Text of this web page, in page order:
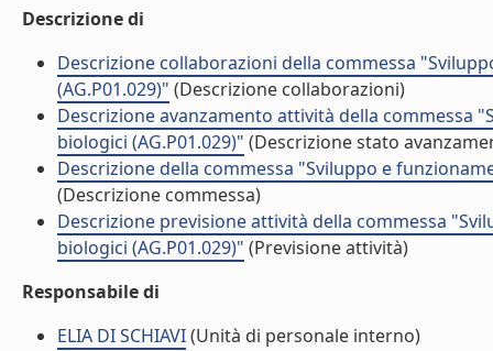
Descrizione di
Descrizione collaborazioni della commessa
(AG.P01.029)" (Descrizione collaborazioni)
Descrizione avanzamento attività della commessa
biologici (AG.P01.029)" (Descrizione stato
Descrizione della commessa "Sviluppo e
(Descrizione commessa)
Descrizione previsione attività della commessa
biologici (AG.P01.029)" (Previsione attività)
Responsabile di
ELIA DI SCHIAVI(Unità di personale interno)